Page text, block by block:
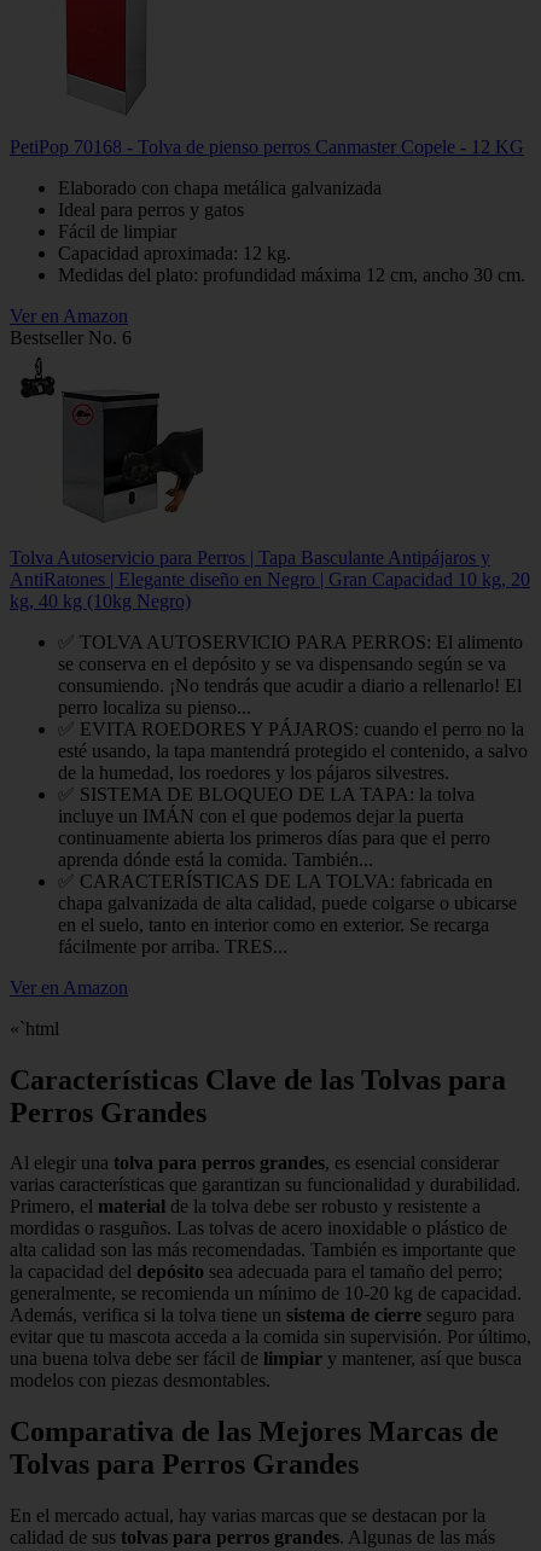
PetiPop 70168 - Tolva de pienso perros Canmaster Copele - 12 KG
Elaborado con chapa metálica galvanizada
Ideal para perros y gatos
Fácil de limpiar
Capacidad aproximada: 12 kg.
Medidas del plato: profundidad máxima 12 cm, ancho 30 cm.
Ver en Amazon
Bestseller No. 6
Tolva Autoservicio para Perros | Tapa Basculante Antipájaros y
AntiRatones | Elegante diseño en Negro | Gran Capacidad 10 kg, 20
kg, 40 kg (10kg Negro)
✅ TOLVA AUTOSERVICIO PARA PERROS: El alimento
se conserva en el depósito y se va dispensando según se va
consumiendo. ¡No tendrás que acudir a diario a rellenarlo! El
perro localiza su pienso...
✅ EVITA ROEDORES Y PÁJAROS: cuando el perro no la
esté usando, la tapa mantendrá protegido el contenido, a salvo
de la humedad, los roedores y los pájaros silvestres.
✅ SISTEMA DE BLOQUEO DE LA TAPA: la tolva
incluye un IMÁN con el que podemos dejar la puerta
continuamente abierta los primeros días para que el perro
aprenda dónde está la comida. También...
✅ CARACTERÍSTICAS DE LA TOLVA: fabricada en
chapa galvanizada de alta calidad, puede colgarse o ubicarse
en el suelo, tanto en interior como en exterior. Se recarga
fácilmente por arriba. TRES...
Ver en Amazon
«`html
Características Clave de las Tolvas para
Perros Grandes
Al elegir una tolva para perros grandes, es esencial considerar
varias características que garantizan su funcionalidad y durabilidad.
Primero, el material de la tolva debe ser robusto y resistente a
mordidas o rasguños. Las tolvas de acero inoxidable o plástico de
alta calidad son las más recomendadas. También es importante que
la capacidad del depósito sea adecuada para el tamaño del perro;
generalmente, se recomienda un mínimo de 10-20 kg de capacidad.
Además, verifica si la tolva tiene un sistema de cierre seguro para
evitar que tu mascota acceda a la comida sin supervisión. Por último,
una buena tolva debe ser fácil de limpiar y mantener, así que busca
modelos con piezas desmontables.
Comparativa de las Mejores Marcas de
Tolvas para Perros Grandes
En el mercado actual, hay varias marcas que se destacan por la
calidad de sus tolvas para perros grandes. Algunas de las más